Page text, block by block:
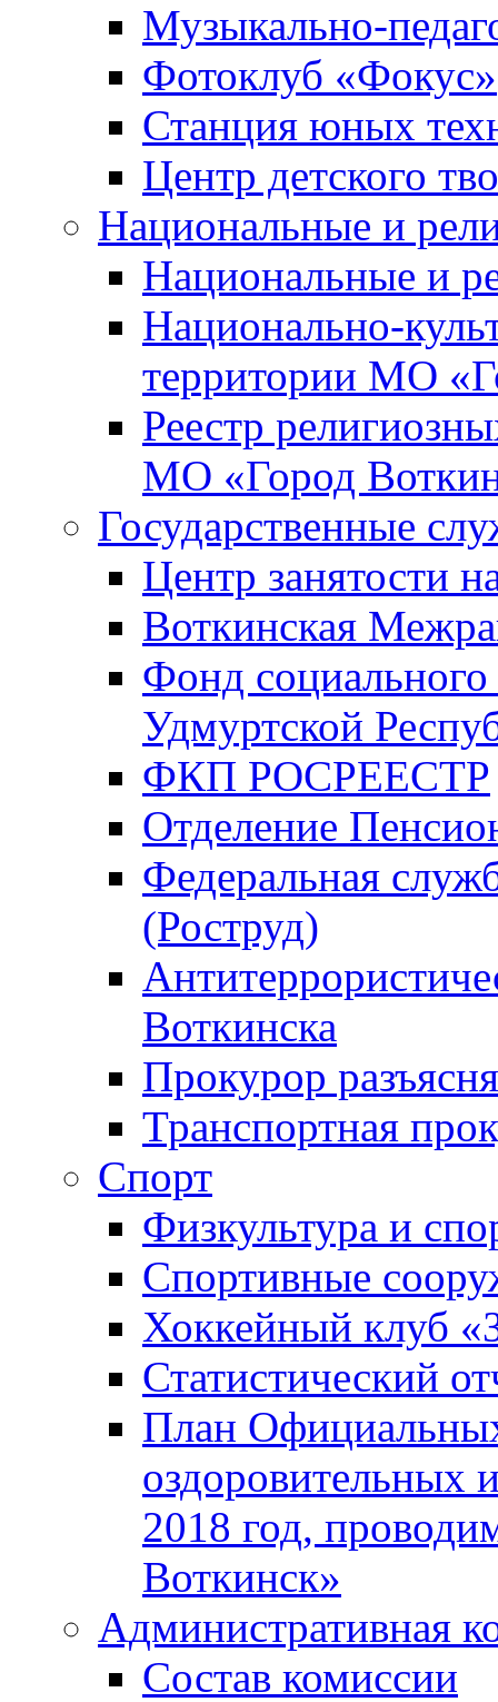
Музыкально-
Фотоклуб «Фокус»
Станция юных
Центр детского
Национальные и
Национальные и
Национально-
территории МО
Реестр
МО «Город
Государственные
Центр занятости
Воткинская
Фонд
Удмуртской
ФКП РОСРЕЕСТР
Отделение
Федеральная
(Роструд)
Воткинска
Прокурор
Транспортная
Спорт
Физкультура и
Спортивные
Хоккейный клуб
Статистический
План
оздоровительных
2018 год,
Воткинск»
Административная
Состав комиссии